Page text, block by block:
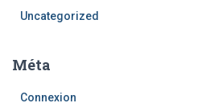
Uncategorized
Méta
Connexion